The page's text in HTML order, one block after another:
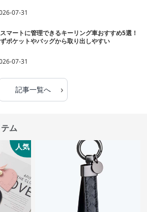
07-31
マートに管理できるキーリング車おすすめ5選！
ポケットやバッグから取り出しやすい
07-31
記事一覧へ ›
ム
人気